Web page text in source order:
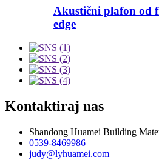
Akustični plafon od
edge
Kontaktiraj nas
Shandong Huamei Building
0539-8469986
judy@lyhuamei.com